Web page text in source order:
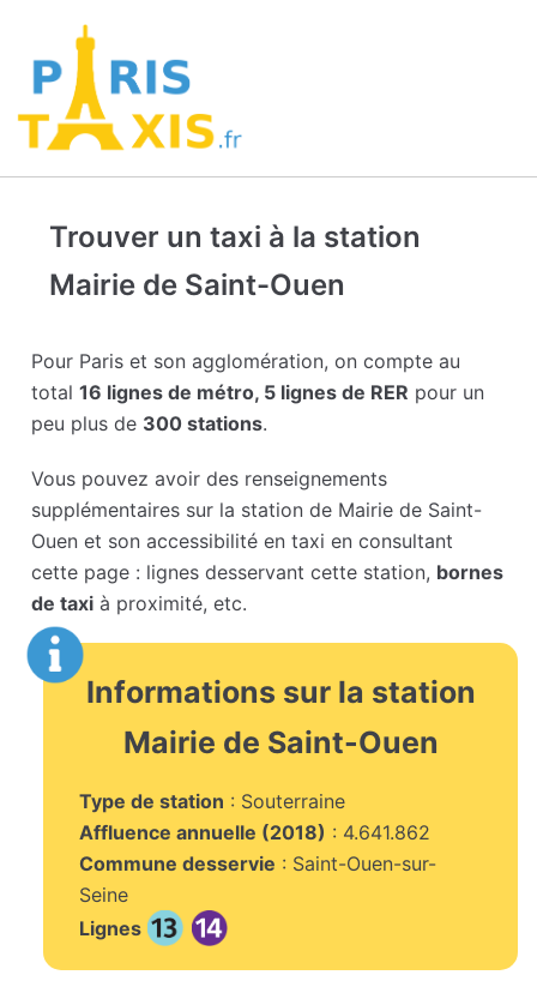
Trouver un taxi à la station
Mairie de Saint-Ouen
Pour Paris et son agglomération, on compte au
total16 lignes de métro, 5 lignes de RER pour un
peu plus de 300 stations.
Vous pouvez avoir des renseignements
supplémentaires sur la station de Mairie de Saint-
Ouen et son accessibilité en taxi en consultant
cette page : lignes desservant cette station, bornes
de taxi à proximité, etc.
Informations sur la station
Mairie de Saint-Ouen
Type de station : Souterraine
Affluence annuelle (2018) : 4.641.862
Commune desservie : Saint-Ouen-sur-
Seine
Lignes